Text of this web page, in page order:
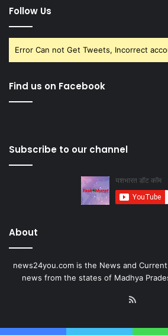
Follow Us
Error Can not Get Tweets, Incorrect
Find us on Facebook
Subscribe to our channel
About
news24you.com is the News and
news from the states of Madhya
RSS